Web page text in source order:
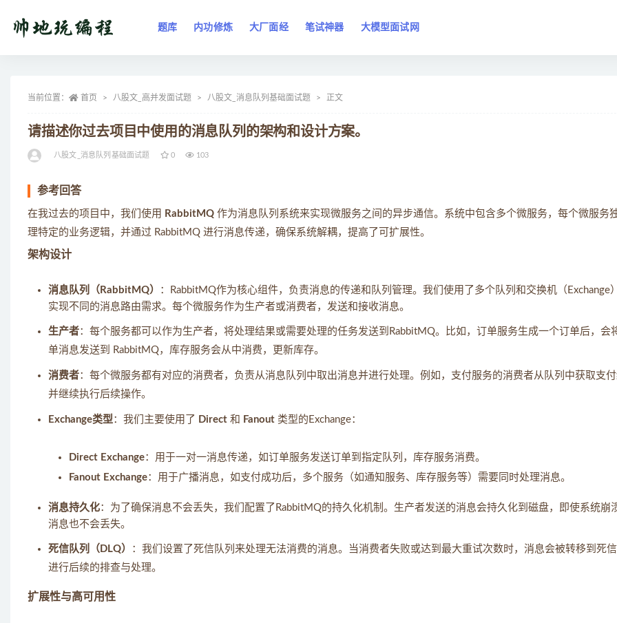
题库 内功修炼 大厂面经 笔试神器 大模型面试网
当前位置： 首页 八股文_高并发面试题 八股文_消息队列基础面试题 正文
请描述你过去项目中使用的消息队列的架构和设计方案。
八股文_消息队列基础面试题 0 103
参考回答
在我过去的项目中，我们使用 RabbitMQ 作为消息队列系统来实现微服务之间的异步通信。系统中包含多个微服务，每个微服务
理特定的业务逻辑，并通过 RabbitMQ 进行消息传递，确保系统解耦，提高了可扩展性。
架构设计
消息队列（RabbitMQ）
：RabbitMQ作为核心组件，负责消息的传递和队列管理。我们使用了多个队列和交换机（Exchange
实现不同的消息路由需求。每个微服务作为生产者或消费者，发送和接收消息。
生产者：每个服务都可以作为生产者，将处理结果或需要处理的任务发送到RabbitMQ。比如，订单服务生成一个订单后，会
单消息发送到 RabbitMQ，库存服务会从中消费，更新库存。
消费者：每个微服务都有对应的消费者，负责从消息队列中取出消息并进行处理。例如，支付服务的消费者从队列中获取支
并继续执行后续操作。
Exchange类型：我们主要使用了 Direct 和 Fanout 类型的Exchange：
Direct Exchange：用于一对一消息传递，如订单服务发送订单到指定队列，库存服务消费。
Fanout Exchange：用于广播消息，如支付成功后，多个服务（如通知服务、库存服务等）需要同时处理消息。
消息持久化：为了确保消息不会丢失，我们配置了RabbitMQ的持久化机制。生产者发送的消息会持久化到磁盘，即使系统崩
消息也不会丢失。
死信队列（DLQ）
：我们设置了死信队列来处理无法消费的消息。当消费者失败或达到最大重试次数时，消息会被转移到死信
进行后续的排查与处理。
扩展性与高可用性